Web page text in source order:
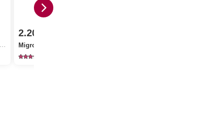
2.20
Migros Salvia